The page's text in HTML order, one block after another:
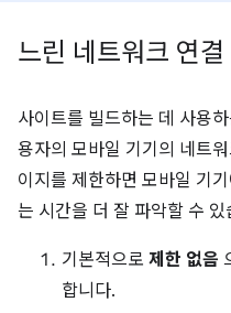
느린 네트워크 연
사이트를 빌드하는 데 사용
용자의 모바일 기기의 네트
이지를 제한하면 모바일 기
는 시간을 더 잘 파악할 수 있
기본적으로 제한 없음
합니다.